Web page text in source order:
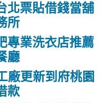
北票貼借錢當舖
所
專業洗衣店推薦
廳
廠更新到府桃園
款